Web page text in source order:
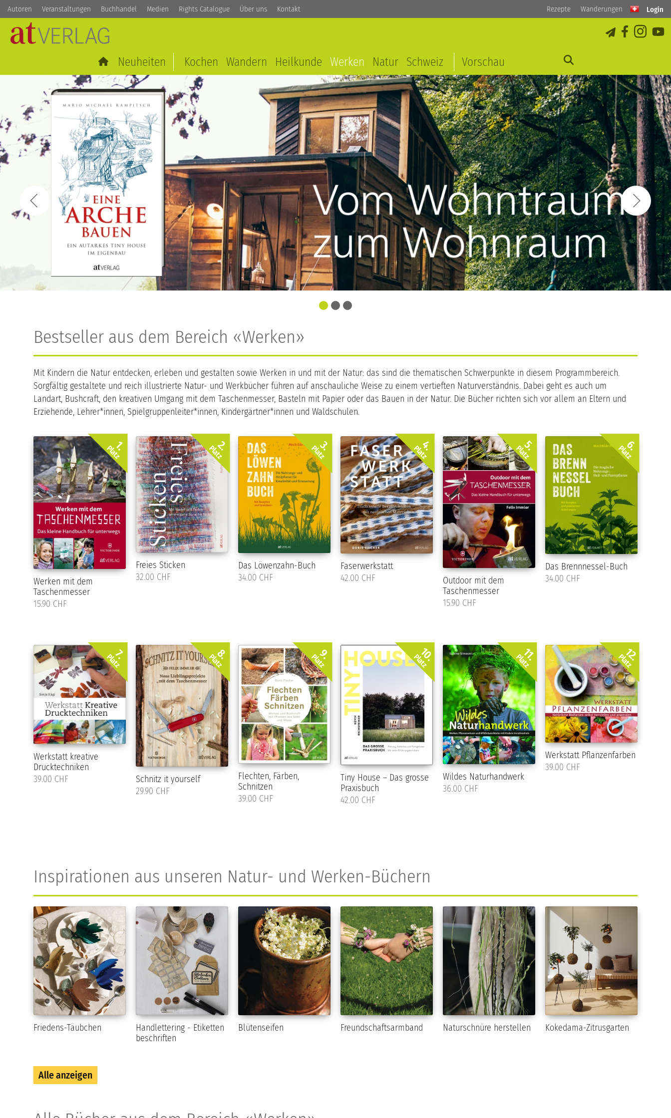
Autoren Veranstaltungen Buchhandel Medien Rights Catalogue Über uns Kontakt Rezepte Wanderungen Login
Neuheiten Kochen Wandern Heilkunde Werken Natur Schweiz Vorschau
Bestseller aus dem Bereich «Werken»
Mit Kindern die Natur entdecken, erleben und gestalten sowie Werken in und mit der Natur: das sind die thematischen Schwerpunkte in diesem Programmbereich.
Sorgfältig gestaltete und reich illustrierte Natur- und Werkbücher führen auf anschauliche Weise zu einem vertieften Naturverständnis. Dabei geht es auch um
Landart, Bushcraft, den kreativen Umgang mit dem Taschenmesser, Basteln mit Papier oder das Bauen in der Natur. Die Bücher richten sich vor allem an Eltern und
Erziehende, Lehrer*innen, Spielgruppenleiter*innen, Kindergärtner*innen und Waldschulen.
1.
Platz
Werken mit dem
Taschenmesser
15.90 CHF
2.
Platz
Freies Sticken
32.00 CHF
3.
Platz
Das Löwenzahn-Buch
34.00 CHF
4.
Platz
Faserwerkstatt
42.00 CHF
5.
Platz
Outdoor mit dem
Taschenmesser
15.90 CHF
6.
Platz
Das Brennnessel-Buch
34.00 CHF
7.
Platz
Werkstatt kreative
Drucktechniken
39.00 CHF
8.
Platz
Schnitz it yourself
29.90 CHF
9.
Platz
Flechten, Färben,
Schnitzen
39.00 CHF
10.
Platz
Tiny House – Das grosse
Praxisbuch
42.00 CHF
11.
Platz
Wildes Naturhandwerk
36.00 CHF
12.
Platz
Werkstatt Pflanzenfarben
39.00 CHF
Inspirationen aus unseren Natur- und Werken-Büchern
Friedens-Täubchen
Handlettering - Etiketten
beschriften
Blütenseifen Freundschaftsarmband Naturschnüre herstellen Kokedama-Zitrusgarten
Alle anzeigen